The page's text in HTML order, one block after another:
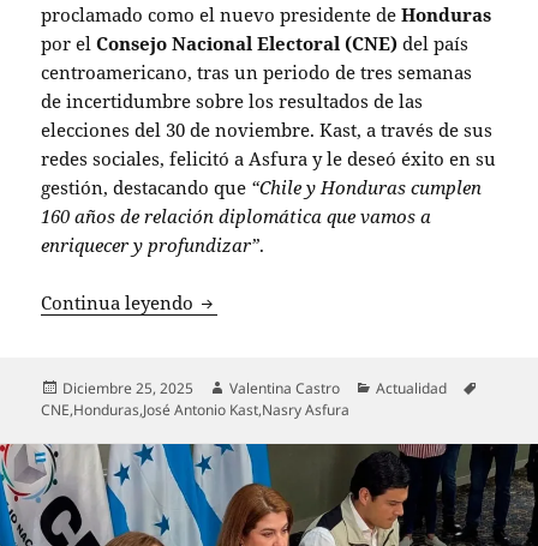
proclamado como el nuevo presidente deHonduras
por elConsejo Nacional Electoral (CNE) del país
centroamericano, tras un periodo de tres semanas
de incertidumbre sobre los resultados de las
elecciones del 30 de noviembre. Kast, a través de sus
redes sociales, felicitó a Asfura y le deseó éxito en su
gestión, destacando que “Chile y Honduras cumplen
160 años de relación diplomática que vamos a
enriquecer y profundizar”.
Continua leyendo Kast celebra elección de Nasry
Publicado
el
Diciembre 25, 2025 Autor
Valentina Castro Categorías
Actualidad
CNE,Honduras,José Antonio Kast,Nasry Asfura